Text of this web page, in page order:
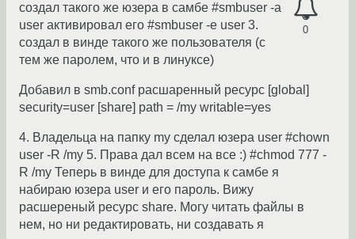
0
создал такого же юзера в самбе #smbuser -a
user активировал его #smbuser -e user 3.
создал в винде такого же пользователя (с
тем же паролем, что и в линуксе)
Добавил в smb.conf расшаренный ресурс [global]
security=user [share] path = /my writable=yes
4. Владельца на папку my сделал юзера user #chown
user -R /my 5. Права дал всем на все :) #chmod 777 -
R /my Теперь в винде для доступа к самбе я
набираю юзера user и его пароль. Вижу
расшереный ресурс share. Могу читать файлы в
нем, но ни редактировать, ни создавать я